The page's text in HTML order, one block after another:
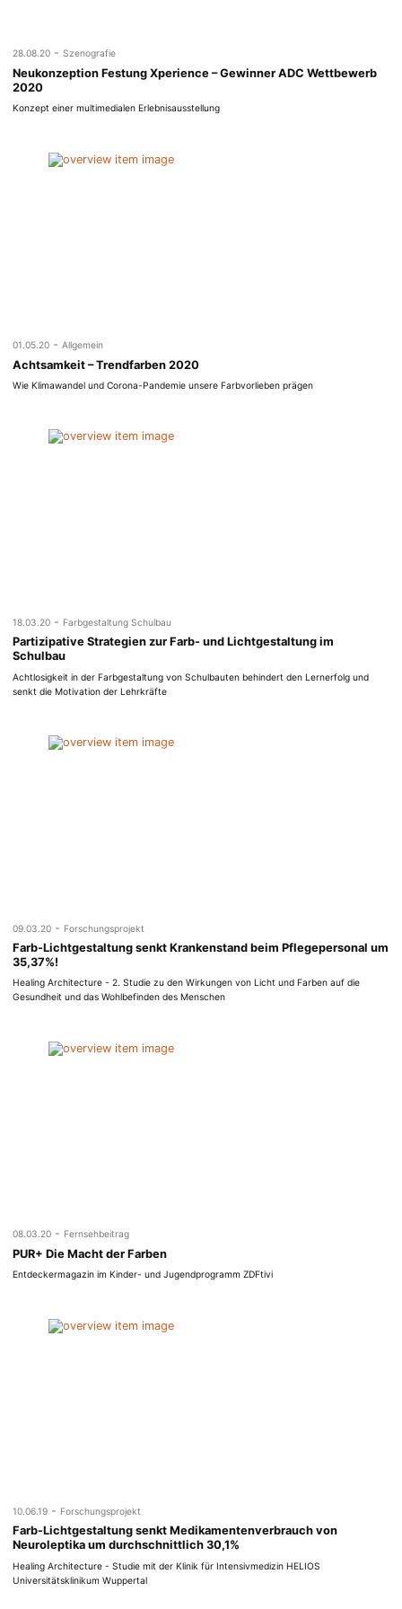
28.08.20 - Szenografie
Neukonzeption Festung Xperience – Gewinner ADC Wettbewerb
2020
Konzept einer multimedialen Erlebnisausstellung
01.05.20 - Allgemein
Achtsamkeit – Trendfarben 2020
Wie Klimawandel und Corona-Pandemie unsere Farbvorlieben prägen
18.03.20 - Farbgestaltung Schulbau
Partizipative Strategien zur Farb- und Lichtgestaltung im
Schulbau
Achtlosigkeit in der Farbgestaltung von Schulbauten behindert den Lernerfolg und
senkt die Motivation der Lehrkräfte
09.03.20 - Forschungsprojekt
Farb-Lichtgestaltung senkt Krankenstand beim Pflegepersonal um
35,37%!
Healing Architecture - 2. Studie zu den Wirkungen von Licht und Farben auf die
Gesundheit und das Wohlbefinden des Menschen
08.03.20 - Fernsehbeitrag
PUR+ Die Macht der Farben
Entdeckermagazin im Kinder- und Jugendprogramm ZDFtivi
10.06.19 - Forschungsprojekt
Farb-Lichtgestaltung senkt Medikamentenverbrauch von
Neuroleptika um durchschnittlich 30,1%
Healing Architecture - Studie mit der Klinik für Intensivmedizin HELIOS
Universitätsklinikum Wuppertal